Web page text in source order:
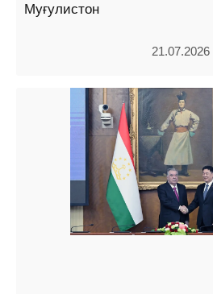
Муғулистон
21.07.2026